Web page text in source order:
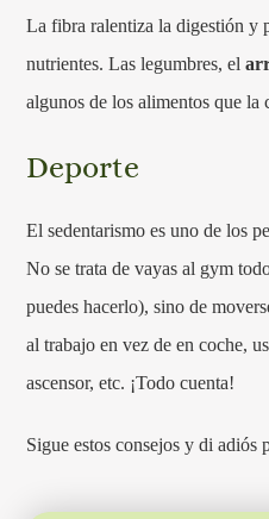
La fibra ralentiza la digestión y
nutrientes. Las legumbres, el
algunos de los alimentos que la
Deporte
El sedentarismo es uno de los
No se trata de vayas al gym
puedes hacerlo), sino de
al trabajo en vez de en coche,
ascensor, etc. ¡Todo cuenta!
Sigue estos consejos y di adiós